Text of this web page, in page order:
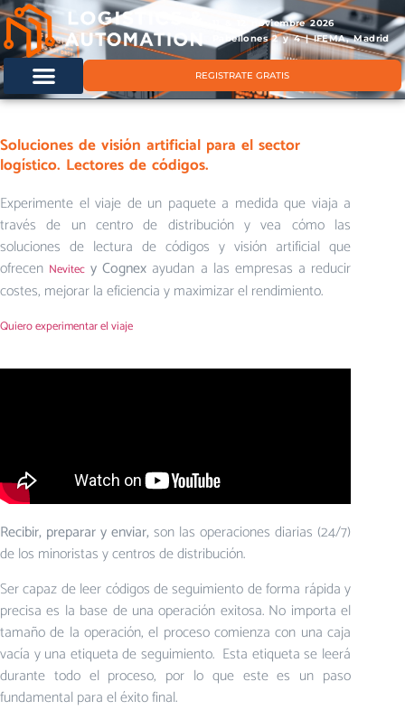
11 & 12 noviembre 2026
Pabellones 2 y 4 | IFEMA, Madrid
REGISTRATE GRATIS
Soluciones de visión artificial para el sector
logístico. Lectores de códigos.
Experimente el viaje de un paquete a medida que viaja a
través de un centro de distribución y vea cómo las
soluciones de lectura de códigos y visión artificial que
ofrecen Nevitec y Cognex ayudan a las empresas a reducir
costes, mejorar la eficiencia y maximizar el rendimiento.
Quiero experimentar el viaje
Recibir, preparar y enviar,son las operaciones diarias (24/7)
de los minoristas y centros de distribución.
Ser capaz de leer códigos de seguimiento de forma rápida y
precisa es la base de una operación exitosa. No importa el
tamaño de la operación, el proceso comienza con una caja
vacía y una etiqueta de seguimiento. Esta etiqueta se leerá
durante todo el proceso, por lo que este es un paso
fundamental para el éxito final.